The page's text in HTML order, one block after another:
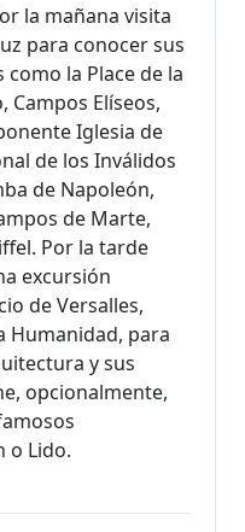
la mañana visita
para conocer sus
la Place de la
Campos Elíseos,
Iglesia de
de los Inválidos
de Napoleón,
de Marte,
Por la tarde
excursión
de Versalles,
Humanidad, para
y sus
opcionalmente,
o Lido.